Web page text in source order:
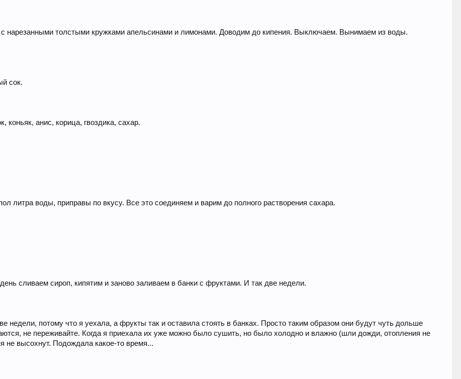
нарезанными толстыми кружками апельсинами и лимонами. Доводим до кипения. Выключаем. Вынимаем из воды.
сок.
коньяк, анис, корица, гвоздика, сахар.
литра воды, приправы по вкусу. Все это соединяем и варим до полного растворения сахара.
сливаем сироп, кипятим и заново заливаем в банки с фруктами. И так две недели.
недели, потому что я уехала, а фрукты так и оставила стоять в банках. Просто таким образом они будут чуть дольше
не переживайте. Когда я приехала их уже можно было сушить, но было холодно и влажно (шли дожди, отопления не
не высохнут. Подождала какое-то время...